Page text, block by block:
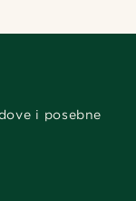
i posebne